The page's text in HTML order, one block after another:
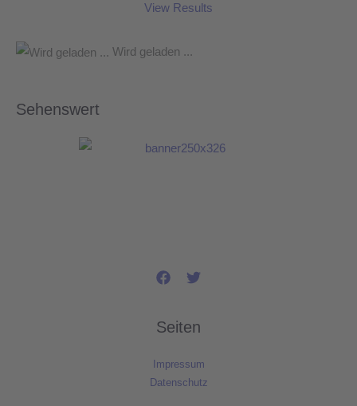
View Results
Wird geladen ...
Sehenswert
Seiten
Impressum
Datenschutz